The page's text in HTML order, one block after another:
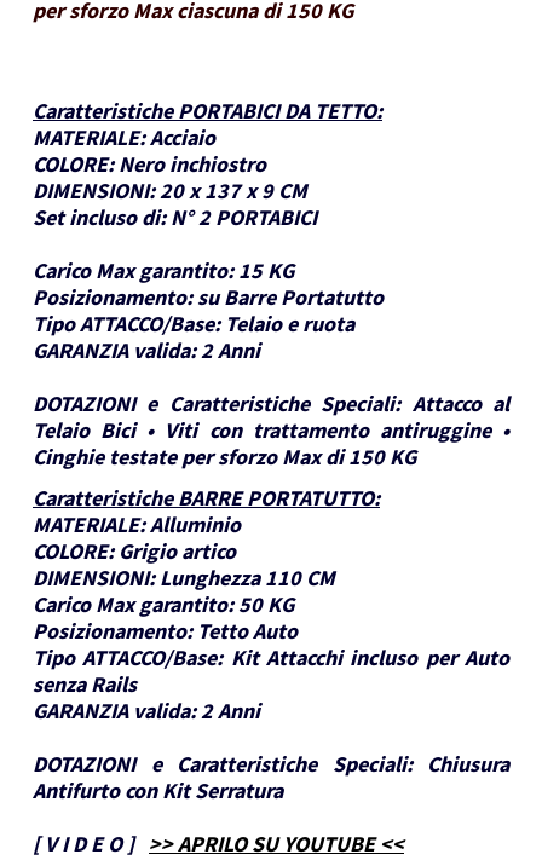
per sforzo Max ciascuna di 150 KG
Caratteristiche PORTABICI DA TETTO:
MATERIALE:Acciaio
COLORE: Nero inchiostro
DIMENSIONI:20 x 137 x 9 CM
Set incluso di: N° 2 PORTABICI
Carico Max garantito: 15 KG
Posizionamento: su Barre Portatutto
Tipo ATTACCO/Base: Telaio e ruota
GARANZIA valida:2 Anni
DOTAZIONI e Caratteristiche Speciali: Attacco al
Telaio Bici • Viti con trattamento antiruggine •
Cinghie testate per sforzo Max di 150 KG
Caratteristiche BARRE PORTATUTTO:
MATERIALE:Alluminio
COLORE: Grigio artico
DIMENSIONI: Lunghezza 110 CM
Carico Max garantito: 50 KG
Posizionamento: Tetto Auto
Tipo ATTACCO/Base: Kit Attacchi incluso per Auto
senza Rails
GARANZIA valida:2 Anni
DOTAZIONI e Caratteristiche Speciali:
Chiusura
Antifurto con Kit Serratura
[V I D E O] >> APRILO SU YOUTUBE <<